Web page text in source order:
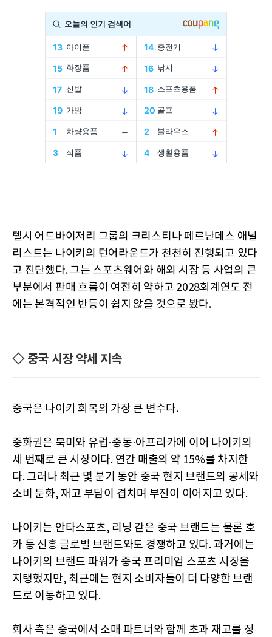
텔시 어드바이저리 그룹의 크리스티나 페르난데스 애널
리스트는 나이키의 턴어라운드가 천천히 진행되고 있다
고 진단했다. 그는 스포츠웨어와 해외 시장 등 사업의 큰
부분에서 판매 흐름이 여전히 약하고 2028회계연도 전
에는 본격적인 반등이 쉽지 않을 것으로 봤다.
◇ 중국 시장 약세 지속
중국은 나이키 회복의 가장 큰 변수다.
중화권은 북미와 유럽·중동·아프리카에 이어 나이키의
세 번째로 큰 시장이다. 연간 매출의 약 15%를 차지한
다. 그러나 최근 몇 분기 동안 중국 현지 브랜드의 공세와
소비 둔화, 재고 부담이 겹치며 부진이 이어지고 있다.
나이키는 안타스포츠, 리닝 같은 중국 브랜드는 물론 호
카 등 신흥 글로벌 브랜드와도 경쟁하고 있다. 과거에는
나이키의 브랜드 파워가 중국 프리미엄 스포츠 시장을
지탱했지만, 최근에는 현지 소비자들이 더 다양한 브랜
드로 이동하고 있다.
회사 측은 중국에서 소매 파트너와 함께 초과 재고를 정